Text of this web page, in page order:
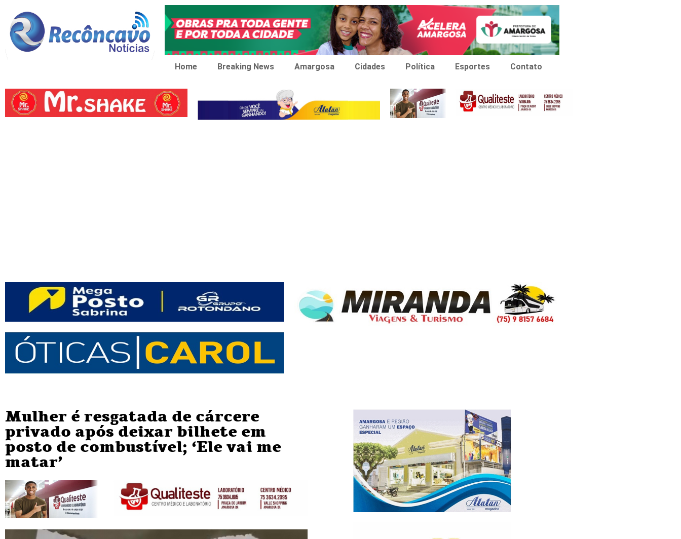
Home Breaking News Amargosa Cidades Política Esportes Contato
Mulher é resgatada de cárcere
privado após deixar bilhete em
posto de combustível; ‘Ele vai me
matar’